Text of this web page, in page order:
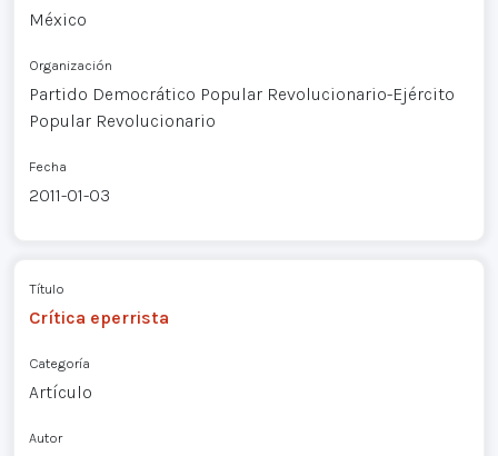
México
Organización
Partido Democrático Popular Revolucionario-Ejército
Popular Revolucionario
Fecha
2011-01-03
Título
Crítica eperrista
Categoría
Artículo
Autor